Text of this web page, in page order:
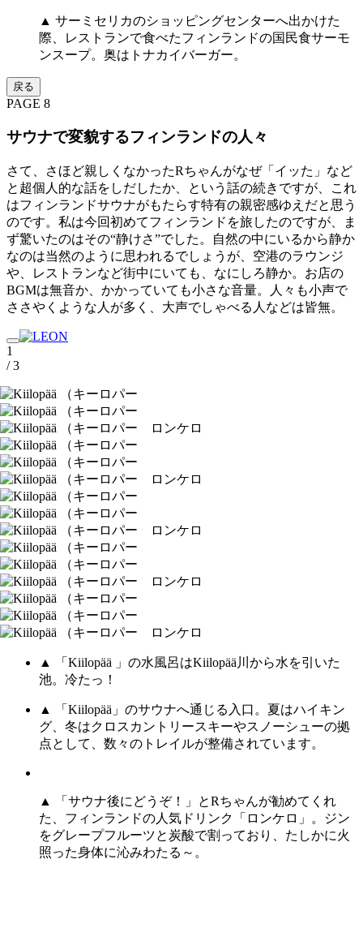
▲ サーミセリカのショッピングセンターへ出かけた
際、レストランで食べたフィンランドの国民食サーモ
ンスープ。奥はトナカイバーガー。
戻る
PAGE 8
サウナで変貌するフィンランドの人々
さて、さほど親しくなかったRちゃんがなぜ「イッた」など
と超個人的な話をしだしたか、という話の続きですが、これ
はフィンランドサウナがもたらす特有の親密感ゆえだと思う
のです。私は今回初めてフィンランドを旅したのですが、ま
ず驚いたのはその“静けさ”でした。自然の中にいるから静か
なのは当然のように思われるでしょうが、空港のラウンジ
や、レストランなど街中にいても、なにしろ静か。お店の
BGMは無音か、かかっていても小さな音量。人々も小声で
ささやくような人が多く、大声でしゃべる人などは皆無。
1
/ 3
▲ 「Kiilopää 」の水風呂はKiilopää川から水を引いた
池。冷たっ！
▲ 「Kiilopää」のサウナへ通じる入口。夏はハイキン
グ、冬はクロスカントリースキーやスノーシューの拠
点として、数々のトレイルが整備されています。
▲ 「サウナ後にどうぞ！」とRちゃんが勧めてくれ
た、フィンランドの人気ドリンク「ロンケロ」。ジン
をグレープフルーツと炭酸で割っており、たしかに火
照った身体に沁みわたる～。